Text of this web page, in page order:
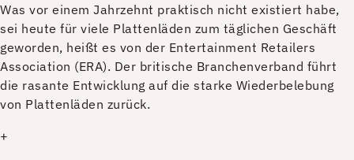
Was vor einem Jahrzehnt praktisch nicht existiert habe,
sei heute für viele Plattenläden zum täglichen Geschäft
geworden, heißt es von der Entertainment Retailers
Association (ERA). Der britische Branchenverband führt
die rasante Entwicklung auf die starke Wiederbelebung
von Plattenläden zurück.
+